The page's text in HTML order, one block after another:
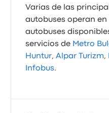
Varias de las
autobuses operan en
autobuses
servicios de Metro
Huntur,Alpar Turizm,
Infobus.